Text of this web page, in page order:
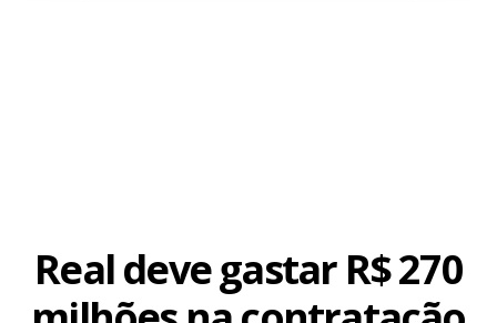
Real deve gastar R$ 270